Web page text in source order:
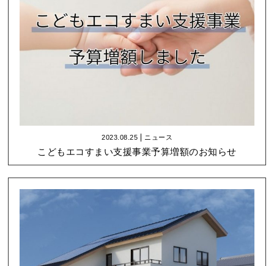
2023.08.25 ニュース
こどもエコすまい支援事業予算増額のお知らせ